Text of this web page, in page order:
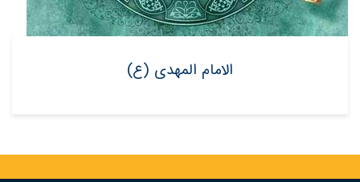
الامام المهدی (ع)